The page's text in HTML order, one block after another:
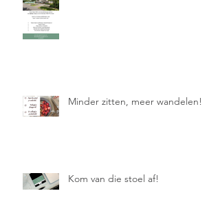
Minder zitten, meer wandelen!
Kom van die stoel af!